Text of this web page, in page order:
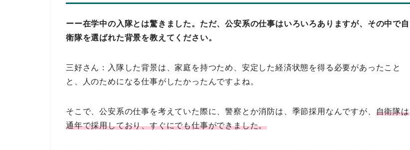
ーー在学中の入隊とは驚きました。ただ、公安系の仕事はいろいろありますが、その中で自
衛隊を選ばれた背景を教えてください。
三好さん：入隊した背景は、家庭を持つため、安定した経済状態を得る必要があったこと
と、人のためになる仕事がしたかったんですよね。
そこで、公安系の仕事を考えていた際に、警察とか消防は、季節採用なんですが、 自衛隊は
通年で採用しており、すぐにでも仕事ができました。